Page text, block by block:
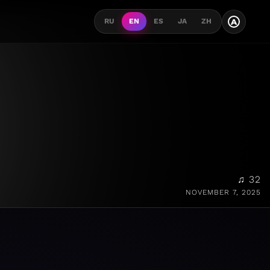
RU EN ES JA ZH A
♫ 32
NOVEMBER 7, 2025